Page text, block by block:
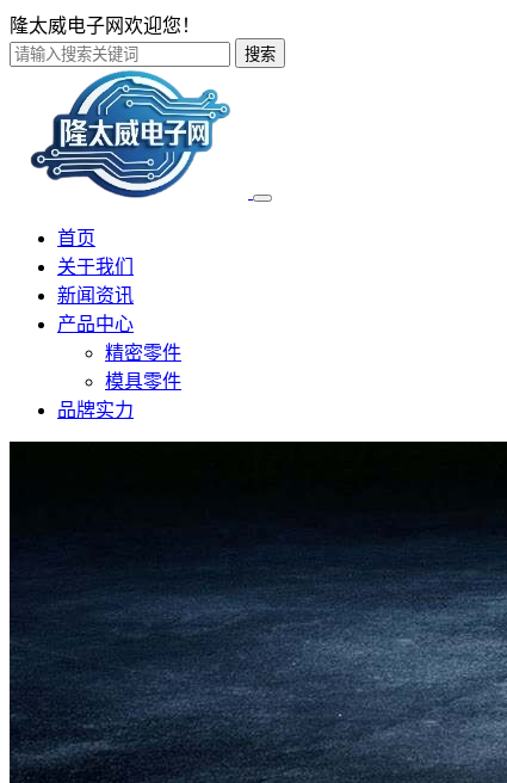
隆太威电子网欢迎您！
搜索
首页
关于我们
新闻资讯
产品中心
精密零件
模具零件
品牌实力